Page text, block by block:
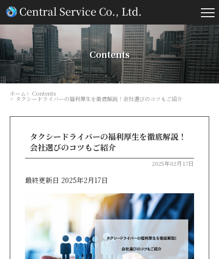
Contents
ホーム Contents
タクシードライバーの福利厚生を徹底解説！会社選びのコツもご紹介
タクシードライバーの福利厚生を徹底解説！
会社選びのコツもご紹介
2025年02月17日
最終更新日 2025年2月17日